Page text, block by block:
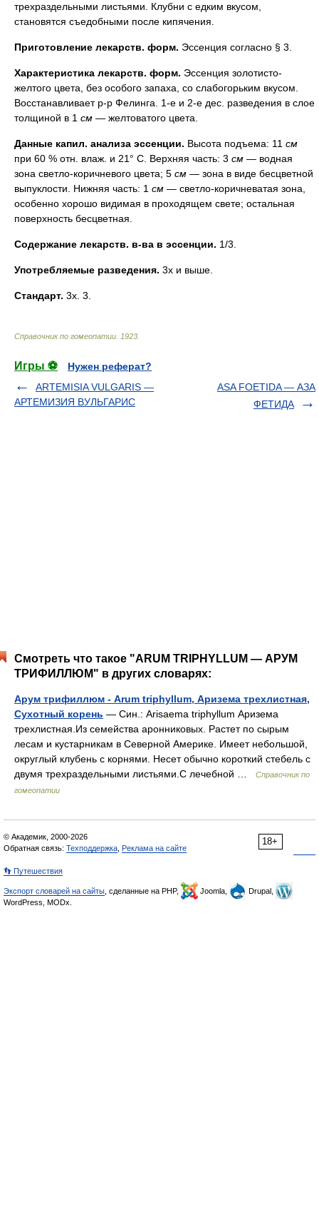
трехраздельными листьями. Клубни с едким вкусом,
становятся съедобными после кипячения.
Приготовление лекарств. форм. Эссенция согласно § 3.
Характеристика лекарств. форм. Эссенция золотисто-
желтого цвета, без особого запаха, со слабогорьким вкусом.
Восстанавливает р-р Фелинга. 1-е и 2-е дес. разведения в слое
толщиной в 1 см — желтоватого цвета.
Данные капил. анализа эссенции. Высота подъема: 11 см
при 60 % отн. влаж. и 21° С. Верхняя часть: 3 см — водная
зона светло-коричневого цвета; 5 см — зона в виде бесцветной
выпуклости. Нижняя часть: 1 см — светло-коричневатая зона,
особенно хорошо видимая в проходящем свете; остальная
поверхность бесцветная.
Содержание лекарств. в-ва в эссенции. 1/3.
Употребляемые разведения. 3х и выше.
Стандарт. 3х. 3.
Справочник по гомеопатии 1923
Игры ⚽
Нужен реферат?
ARTEMISIA VULGARIS —
АРТЕМИЗИЯ ВУЛЬГАРИС
ASA FOETIDA — АЗА
ФЕТИДА
Смотреть что такое "ARUM TRIPHYLLUM — АРУМ
ТРИФИЛЛЮМ" в других словарях:
Арум трифиллюм - Arum triphyllum, Аризема трехлистная,
Сухотный корень — Син.: Arisaema triphyllum Аризема
трехлистная.Из семейства аронниковых. Растет по сырым
лесам и кустарникам в Северной Америке. Имеет небольшой,
округлый клубень с корнями. Несет обычно короткий стебель с
двумя трехраздельными листьями.С лечебной …
Справочник по
гомеопатии
18+
© Академик, 2000-2026
Обратная связь: Техподдержка Реклама на сайте
👣 Путешествия
Экспорт словарей на сайты , сделанные на PHP, Joomla,
Drupal,
WordPress, MODx.